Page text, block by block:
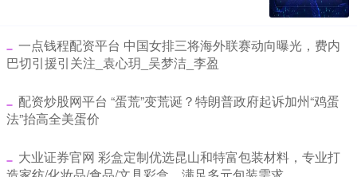
​一点钱程配资平台 中国女排三将海外联赛动向曝光，费内
巴切引援引关注_袁心玥_吴梦洁_李盈
​配资炒股网平台 “蛋荒”变荒诞？特朗普政府起诉加州“鸡蛋
法”抬高全美蛋价
​大业证券官网 彩盒定制优选昆山和特富包装材料，专业打